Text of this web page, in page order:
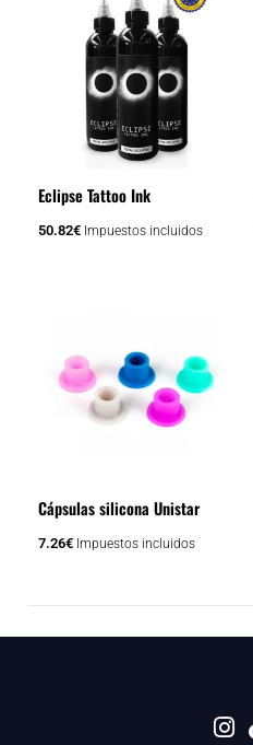
Eclipse Tattoo Ink
50.82€ Impuestos incluidos
Cápsulas silicona Unistar
7.26€ Impuestos incluidos
tiene
múltiples
pueden
de